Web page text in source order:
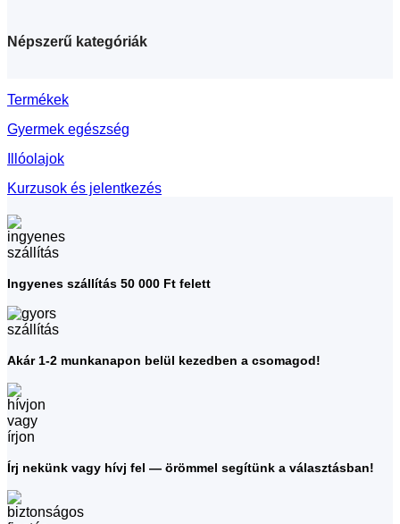
Népszerű kategóriák
Termékek
Gyermek egészség
Illóolajok
Kurzusok és jelentkezés
Ingyenes szállítás 50 000 Ft felett
Akár 1-2 munkanapon belül kezedben a csomagod!
Írj nekünk vagy hívj fel — örömmel segítünk a választásban!